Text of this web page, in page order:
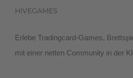
HIVEGAMES
Erlebe Tradingcard-Games,
mit einer netten Community in der